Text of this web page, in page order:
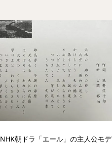
NHK朝ドラ「エール」の主人公モデ